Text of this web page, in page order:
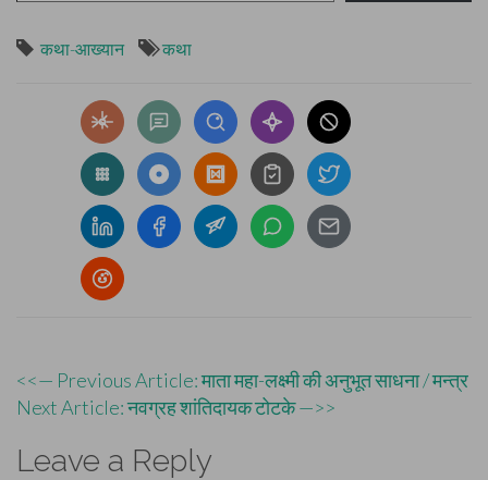
कथा-आख्यान कथा
Post
navigation
<<— Previous Article: माता महा-लक्ष्मी की अनुभूत साधना / मन्त्र
Next Article: नवग्रह शांतिदायक टोटके —>>
Leave a Reply